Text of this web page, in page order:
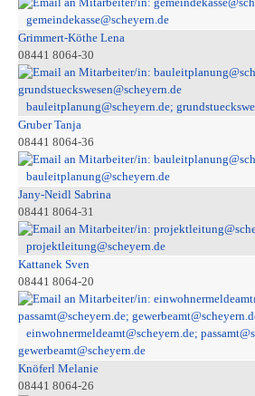
gemeindekasse@scheyern.de
Grimmert-Köthe Lena
08441 8064-30
bauleitplanung@scheyern.de;
Gruber Tanja
08441 8064-36
bauleitplanung@scheyern.de
Jany-Neidl Sabrina
08441 8064-31
projektleitung@scheyern.de
Kattanek Sven
08441 8064-20
einwohnermeldeamt@scheyern.de;
gewerbeamt@scheyern.de
Knöferl Melanie
08441 8064-26